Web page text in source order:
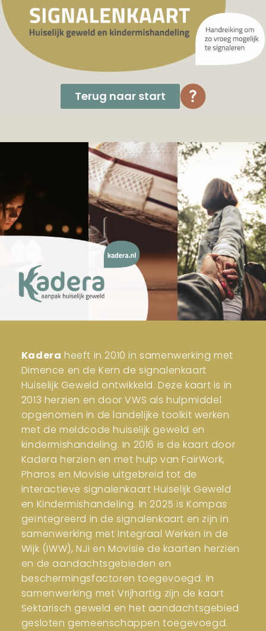
Terug naar start
Kadera heeft in 2010 in samenwerking met
Dimence en de Kern de signalenkaart
Huiselijk Geweld ontwikkeld. Deze kaart is in
2013 herzien en door VWS als hulpmiddel
opgenomen in de landelijke toolkit werken
met de meldcode huiselijk geweld en
kindermishandeling. In 2016 is de kaart door
Kadera herzien en met hulp van FairWork,
Pharos en Movisie uitgebreid tot de
interactieve signalenkaart Huiselijk Geweld
en Kindermishandeling. In 2025 is Kompas
geïntegreerd in de signalenkaart en zijn in
samenwerking met Integraal Werken in de
Wijk (IWW), NJi en Movisie de kaarten herzien
en de aandachtsgebieden en
beschermingsfactoren toegevoegd. In
samenwerking met Vrijhartig zijn de kaart
Sektarisch geweld en het aandachtsgebied
gesloten gemeenschappen toegevoegd.